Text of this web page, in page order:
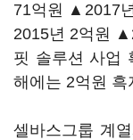
71억원 ▲2017
2015년 2억원
핏 솔루션 사업
해에는 2억원 흑
셀바스그룹 계